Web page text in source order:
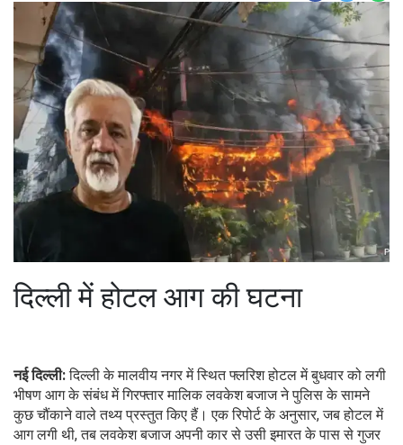
दिल्ली में होटल आग की घटना
नई दिल्ली:दिल्ली के मालवीय नगर में स्थित फ्लरिश होटल में बुधवार को लगी
भीषण आग के संबंध में गिरफ्तार मालिक लवकेश बजाज ने पुलिस के सामने
कुछ चौंकाने वाले तथ्य प्रस्तुत किए हैं। एक रिपोर्ट के अनुसार, जब होटल में
आग लगी थी, तब लवकेश बजाज अपनी कार से उसी इमारत के पास से गुजर